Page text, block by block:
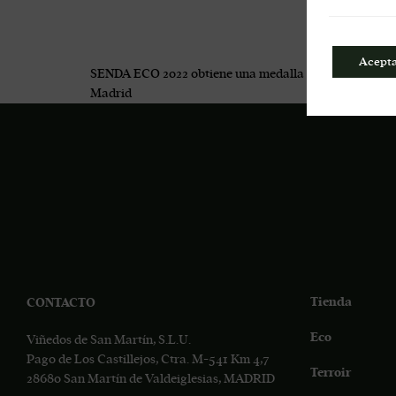
SENDA ECO 2022 obtiene una medalla de plata e
Madrid
CONTACTO
Viñedos de San Martín, S.L.U.
Pago de Los Castillejos, Ctra. M-541 Km 4,7
28680 San Martín de Valdeiglesias, MADRID
Tienda
Eco
Terroir